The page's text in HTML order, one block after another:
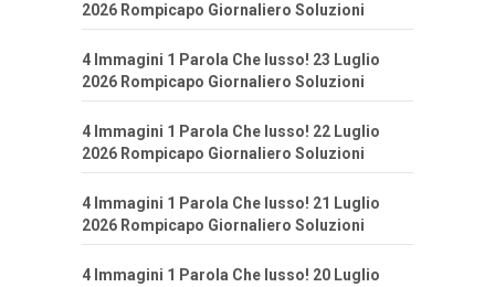
2026 Rompicapo Giornaliero Soluzioni
4 Immagini 1 Parola Che lusso! 23 Luglio
2026 Rompicapo Giornaliero Soluzioni
4 Immagini 1 Parola Che lusso! 22 Luglio
2026 Rompicapo Giornaliero Soluzioni
4 Immagini 1 Parola Che lusso! 21 Luglio
2026 Rompicapo Giornaliero Soluzioni
4 Immagini 1 Parola Che lusso! 20 Luglio